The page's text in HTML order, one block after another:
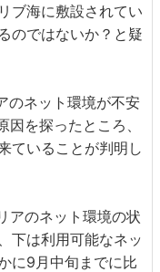
ブ海に敷設されてい
のではないか？と疑
のネット環境が不安
を探ったところ、
ていることが判明し
アのネット環境の状
下は利用可能なネッ
に9月中旬までに比